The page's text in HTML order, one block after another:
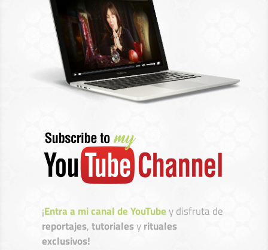
¡Entra a mi canal de YouTubey disfruta de
reportajes,tutorialesyrituales
exclusivos!